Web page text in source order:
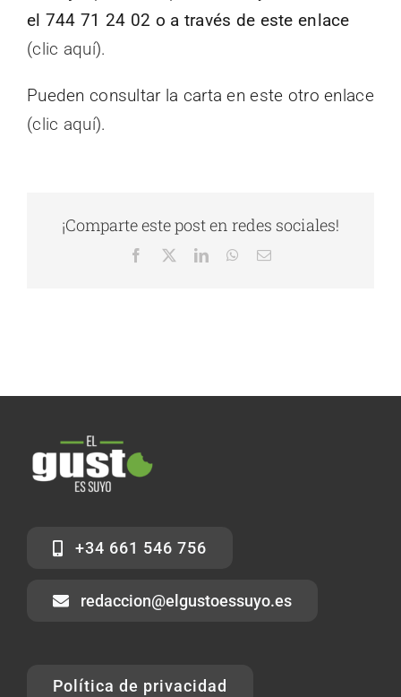
el 744 71 24 02 o a través de este enlace
(clic aquí).
Pueden consultar la carta en este otro enlace
(clic aquí).
¡Comparte este post en redes sociales!
Facebook LinkedInWhatsApp
Correo
+34 661 546 756
redaccion@elgustoessuyo.es
Política de privacidad